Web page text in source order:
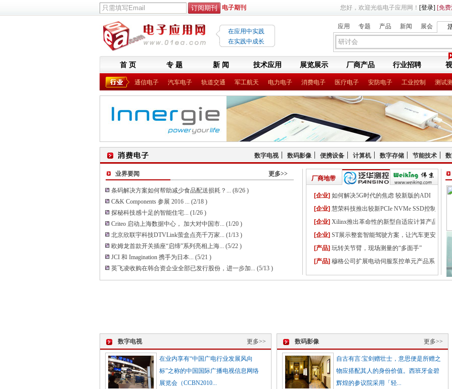
电子期刊 您好，欢迎光临电子应用网！ [登录] [免
在应用中实践
在实践中成长
应用 专题 产品 新闻 展会
首 页 专 题 新 闻 技术应用 展览展示 厂商产品 行业招聘
通信电子 汽车电子 轨道交通 军工航天 电力电子 消费电子 医疗电子 安防电子 工业控制 测试
数字电视 数码影像 便携设备 计算机 数字存储 节能技术
业界要闻 更多>>
条码解决方案如何帮助减少食品配送损耗？... (8/26 )
C&K Components 参展 2016 ... (2/18 )
探秘科技感十足的智能住宅... (1/26 )
Criteo 启动上海数据中心， 加大对中国市... (1/20 )
北京欣联宇科技DTVLink萤盒点亮千万家... (1/13 )
欧姆龙首款开关插座“启缔”系列亮相上海... (5/22 )
JCI 和 Imagination 携手为日本... (5/21 )
英飞凌收购在韩合资企业全部已发行股份，进一步加... (5/13 )
厂商地带
[企业] 如何解决5G时代的焦虑 较新版的ADI
RadioVerse能给你答案
[企业] 慧荣科技推出较新PCIe NVMe SSD控制
芯片，超高性能表现引领主流巿场
[企业] Xilinx推出革命性的新型自适应计算产品
[企业] ST展示整套智能驾驶方案，让汽车更安
全、环保、智能
[产品] 玩转关节臂，现场测量的“多面手”
[产品] 穆格公司扩展电动伺服泵控单元产品系
列，提供更多尺寸和技术选项
数字电视 更多>>
在业内享有“中国广电行业发展风向
标”之称的中国国际广播电视信息网络
展览会（CCBN2010...
数码影像 更多>>
自古有言:宝剑赠壮士，意思便是所赠之
物应搭配其人的身份价值。西班牙金碧
辉煌的参议院采用「轻...